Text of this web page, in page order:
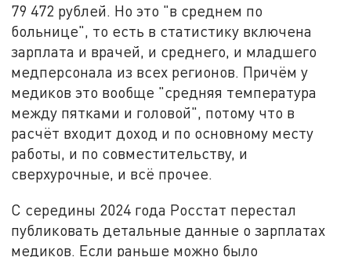
79 472 рублей. Но это "в среднем по
больнице", то есть в статистику включена
зарплата и врачей, и среднего, и младшего
медперсонала из всех регионов. Причём у
медиков это вообще "средняя температура
между пятками и головой", потому что в
расчёт входит доход и по основному месту
работы, и по совместительству, и
сверхурочные, и всё прочее.
С середины 2024 года Росстат перестал
публиковать детальные данные о зарплатах
медиков. Если раньше можно было